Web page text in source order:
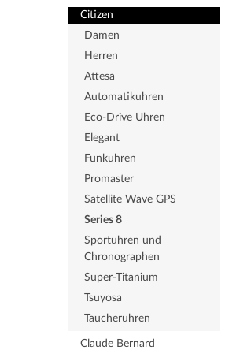
Citizen
Damen
Herren
Attesa
Automatikuhren
Eco-Drive Uhren
Elegant
Funkuhren
Promaster
Satellite Wave GPS
Series 8
Sportuhren und
Chronographen
Super-Titanium
Tsuyosa
Taucheruhren
Claude Bernard